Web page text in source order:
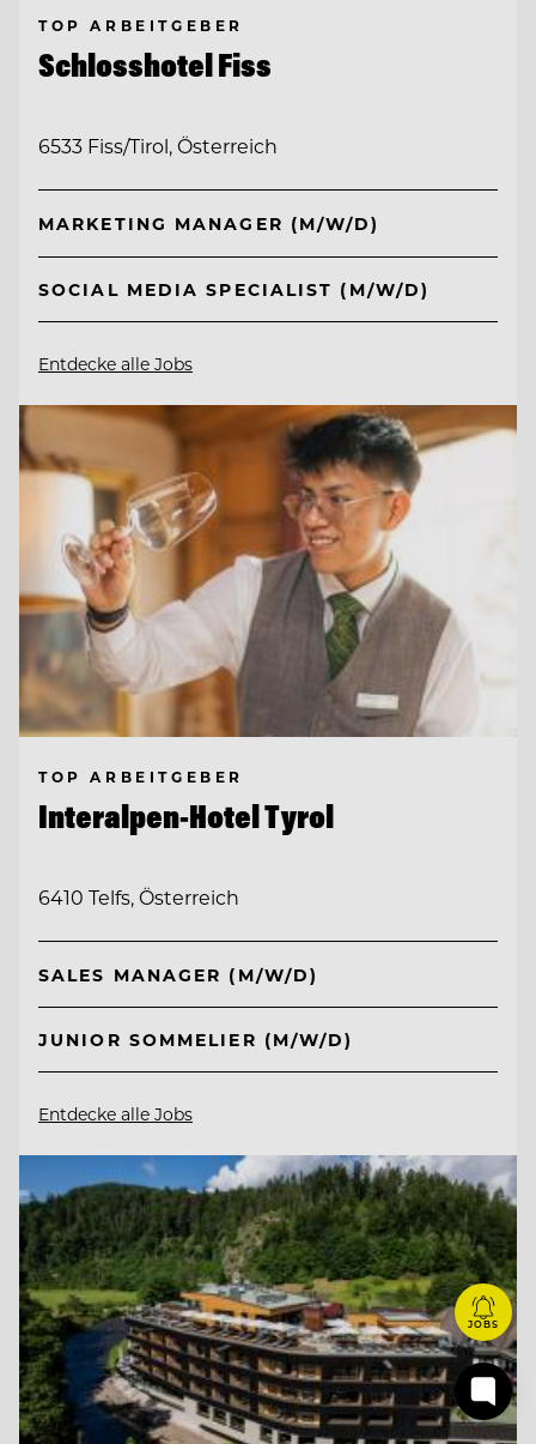
TOP ARBEITGEBER
Schlosshotel Fiss
6533 Fiss/Tirol, Österreich
MARKETING MANAGER (M/W/D)
SOCIAL MEDIA SPECIALIST (M/W/D)
Entdecke alle Jobs
TOP ARBEITGEBER
Interalpen-Hotel Tyrol
6410 Telfs, Österreich
SALES MANAGER (M/W/D)
JUNIOR SOMMELIER (M/W/D)
Entdecke alle Jobs
JOBS